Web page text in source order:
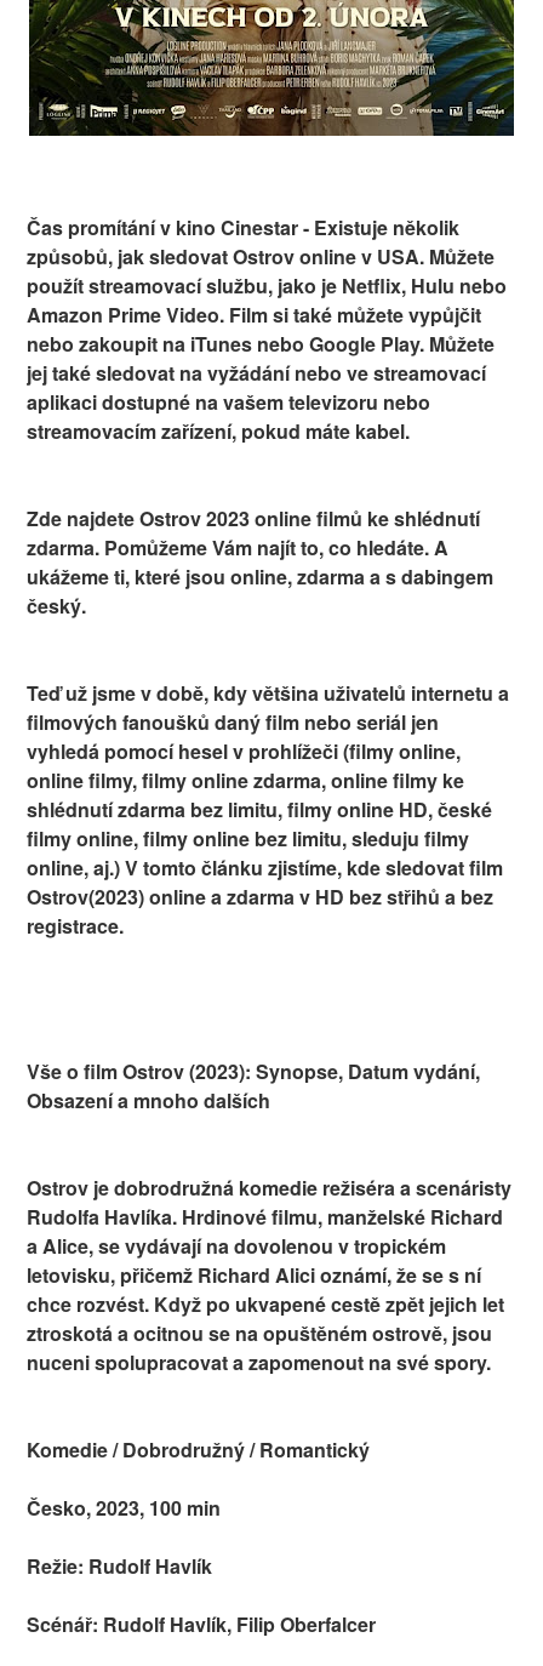
Čas promítání v kino Cinestar - Existuje několik
způsobů, jak sledovat Ostrov online v USA. Můžete
použít streamovací službu, jako je Netflix, Hulu nebo
Amazon Prime Video. Film si také můžete vypůjčit
nebo zakoupit na iTunes nebo Google Play. Můžete
jej také sledovat na vyžádání nebo ve streamovací
aplikaci dostupné na vašem televizoru nebo
streamovacím zařízení, pokud máte kabel.
Zde najdete Ostrov 2023 online filmů ke shlédnutí
zdarma. Pomůžeme Vám najít to, co hledáte. A
ukážeme ti, které jsou online, zdarma a s dabingem
český.
Teď už jsme v době, kdy většina uživatelů internetu a
filmových fanoušků daný film nebo seriál jen
vyhledá pomocí hesel v prohlížeči (filmy online,
online filmy, filmy online zdarma, online filmy ke
shlédnutí zdarma bez limitu, filmy online HD, české
filmy online, filmy online bez limitu, sleduju filmy
online, aj.) V tomto článku zjistíme, kde sledovat film
Ostrov(2023) online a zdarma v HD bez střihů a bez
registrace.
Vše o film Ostrov (2023): Synopse, Datum vydání,
Obsazení a mnoho dalších
Ostrov je dobrodružná komedie režiséra a scenáristy
Rudolfa Havlíka. Hrdinové filmu, manželské Richard
a Alice, se vydávají na dovolenou v tropickém
letovisku, přičemž Richard Alici oznámí, že se s ní
chce rozvést. Když po ukvapené cestě zpět jejich let
ztroskotá a ocitnou se na opuštěném ostrově, jsou
nuceni spolupracovat a zapomenout na své spory.
Komedie / Dobrodružný / Romantický
Česko, 2023, 100 min
Režie: Rudolf Havlík
Scénář: Rudolf Havlík, Filip Oberfalcer